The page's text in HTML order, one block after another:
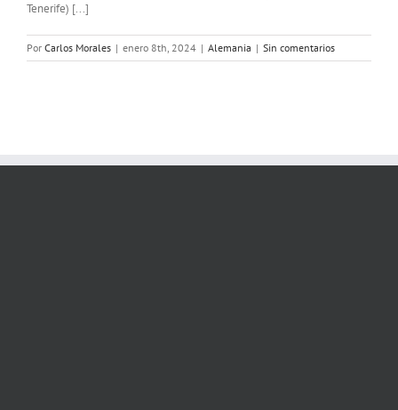
Tenerife) [...]
Por Carlos Morales | enero 8th, 2024 | Alemania | Sin comentarios